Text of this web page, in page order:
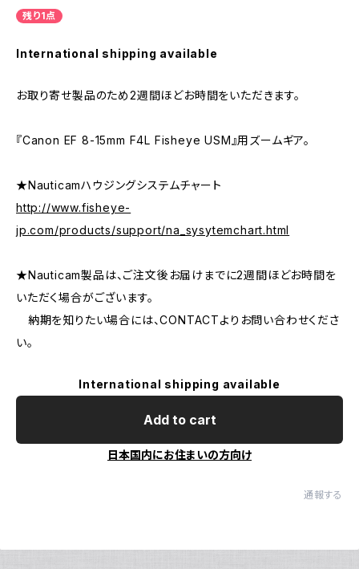
残り1点
International shipping available
お取り寄せ製品のため2週間ほどお時間をいただきます。
『Canon EF 8-15mm F4L Fisheye USM』用ズームギア。
★Nauticamハウジングシステムチャート
http://www.fisheye-
jp.com/products/support/na_sysytemchart.html
★Nauticam製品は、ご注文後お届けまでに2週間ほどお時間を
いただく場合がございます。
納期を知りたい場合には、CONTACTよりお問い合わせくださ
い。
International shipping available
Add to cart
日本国内にお住まいの方向け
通報する